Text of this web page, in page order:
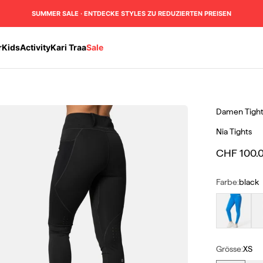
SUMMER SALE · ENTDECKE STYLES ZU REDUZIERTEN PREISEN
KidsActivityKari TraaSale
Damen
Nia Tights
Angebot
CHF
Farbe:black
horizon
Grösse:XS